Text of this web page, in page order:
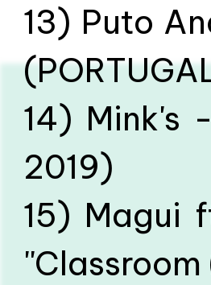
13) Puto
14) Mink's
2019)
15) Magui